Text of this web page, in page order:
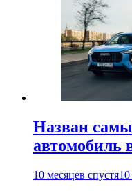
Назван
автомобиль
10 месяцев спустя